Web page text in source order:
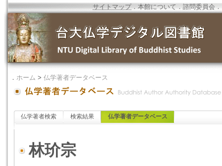
サイトマップ．本館について ．諮問委員会 ．
． ホーム > 仏学著者データベース
仏学著者検索 検索結果 仏学著者データベース
林玠宗